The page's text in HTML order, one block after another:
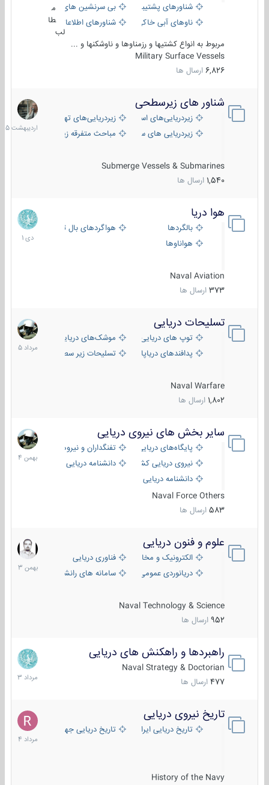
شناورهای پشتیبانی
بی سرنشین های دریایی
ناوهای آبی خاکی و نیروبرشناورهای اطلاعاتی و جاسوسی
طا
لب
مربوط به انواع کشتیها و رزمناوها و ناوشکنها و ...
Military Surface Vessels
6,826 ارسال ها
شناور های زیرسطحی
زیردریایی‌های استراتژیکزیردریایی‌های تهاجمی
زیردریایی های سبک
مباحث متفرقه زیرسطحی
Submerge Vessels & Submarines
1,540 ارسال ها
31
1405
هوا دریا
بالگردها
هواگردهای بال ثابت
هواناوها
Naval Aviation
373 ارسال ها
12
دی
1401
تسلیحات دریایی
توپ های دریایی
موشک‌های دریایی
پدافندهای دریاپایه
تسلیحات زیر سطحی
Naval Warfare
1,802 ارسال ها
2
مرداد
1405
سایر بخش های نیروی دریایی
پایگاه‌های دریایی
تفنگداران و نیروهای ویژه‌ی دریایی
نیروی دریایی کشورهای مختلفدانشنامه دریایی
دانشنامه دریایی کپی
Naval Force Others
583 ارسال ها
22
بهمن
1404
علوم و فنون دریایی
الکترونیک و مخابرات دریاییفناوری دریایی
دریانوردی عمومی
سامانه های رانشی دریایی
Naval Technology & Science
952 ارسال ها
6
بهمن
1403
راهبردها و راهکنش های دریایی
Naval Strategy & Doctorian
477 ارسال ها
2
مرداد
1403
تاریخ نیروی دریایی
تاریخ دریایی ایران تاریخ دریایی جهان
History of the Navy
16
مرداد
1404